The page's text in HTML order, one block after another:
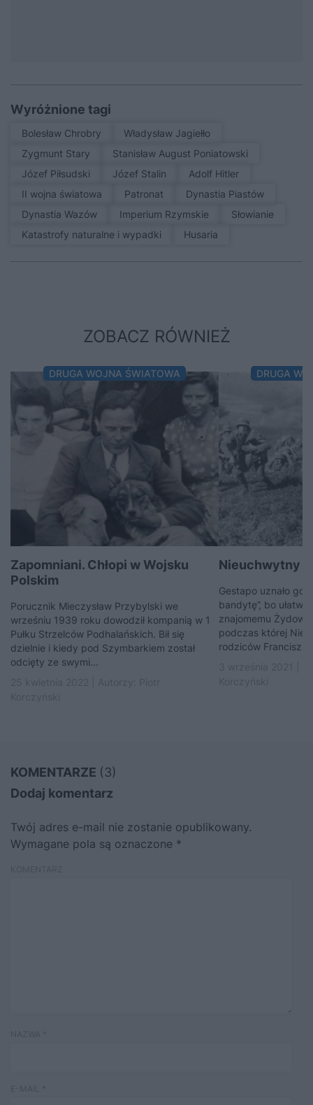
Wyróżnione tagi
Bolesław Chrobry
Władysław Jagiełło
Zygmunt Stary
Stanisław August Poniatowski
Józef Piłsudski
Józef Stalin
Adolf Hitler
II wojna światowa
patronat
Dynastia Piastów
Dynastia Wazów
Imperium Rzymskie
Słowianie
Katastrofy naturalne i wypadki
Husaria
ZOBACZ RÓWNIEŻ
DRUGA WOJNA ŚWIATOWA
Zapomniani. Chłopi w Wojsku
Polskim
Porucznik Mieczysław Przybylski we
wrześniu 1939 roku dowodził kompanią w 1
Pułku Strzelców Podhalańskich. Bił się
dzielnie i kiedy pod Szymbarkiem został
odcięty ze swymi...
DRUGA
Nieuchwytny
Gestapo uznało go
bandytę”, bo
znajomemu Żydowi.
podczas której
rodziców
KOMENTARZE (3)
Dodaj komentarz
Twój adres e-mail nie zostanie opublikowany.
Wymagane pola są oznaczone *